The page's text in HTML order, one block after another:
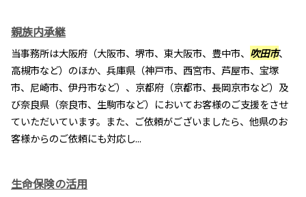
親族内承継
当事務所は大阪府（大阪市、堺市、東大阪市、豊中市、 吹田市、
高槻市など）のほか、兵庫県（神戸市、西宮市、芦屋市、宝塚
市、尼崎市、伊丹市など）、京都府（京都市、長岡京市など）及
び奈良県（奈良市、生駒市など）においてお客様のご支援をさせ
ていただいています。また、ご依頼がございましたら、他県のお
客様からのご依頼にも対応し...
生命保険の活用